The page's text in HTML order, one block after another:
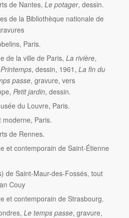
de Nantes, Le potager, dessin.
de la Bibliothèque nationale de
Paris.
de la ville de Paris, La rivière,
Printemps, dessin, 1961, La fin du
passe, gravure, vers
Petit jardin, dessin.
du Louvre, Paris.
moderne, Paris.
de Rennes.
et contemporain de Saint-Étienne
de Saint-Maur-des-Fossés, tout
Couy
et contemporain de Strasbourg.
Le temps passe, gravure,